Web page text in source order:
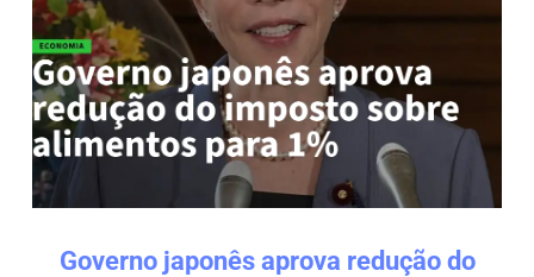
Governo japonês aprova redução do